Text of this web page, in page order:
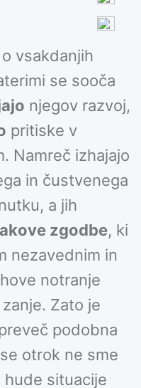
vsakdanjih
se sooča
njegov razvoj,
pritiske v
Namreč izhajajo
in čustvenega
a jih
zgodbe, ki
nezavednim in
notranje
Zato je
podobna
otrok ne sme
hude situacije